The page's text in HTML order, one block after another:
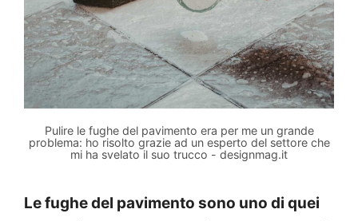
Pulire le fughe del pavimento era per me un grande
problema: ho risolto grazie ad un esperto del settore che
mi ha svelato il suo trucco - designmag.it
Le fughe del pavimento sono uno di quei